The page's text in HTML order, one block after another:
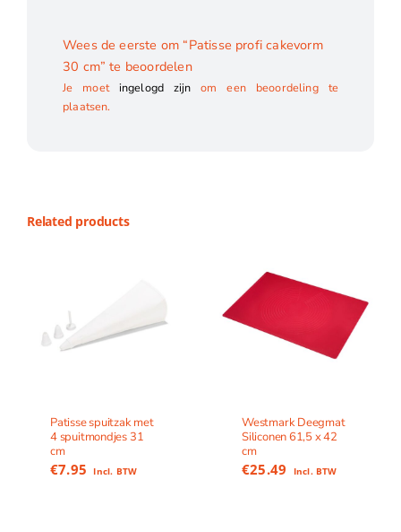
Wees de eerste om “Patisse profi cakevorm
30 cm” te beoordelen
Je moet ingelogd zijn om een beoordeling te
plaatsen.
Related products
Patisse spuitzak met
4 spuitmondjes 31
cm
€7.95 Incl. BTW
Westmark Deegmat
Siliconen 61,5 x 42
cm
€25.49 Incl. BTW